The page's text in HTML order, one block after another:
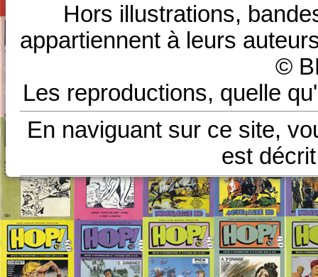
Hors illustrations,
appartiennent à leurs
©
Les reproductions, quelle
En naviguant sur ce site,
est